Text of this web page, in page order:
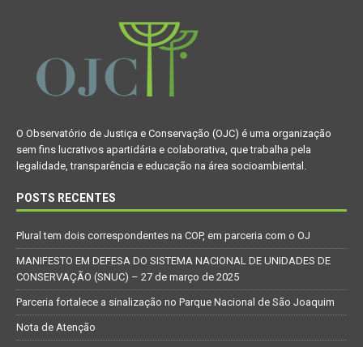
O Observatório de Justiça e Conservação (OJC) é uma organização
sem fins lucrativos apartidária e colaborativa, que trabalha pela
legalidade, transparência e educação na área socioambiental.
POSTS RECENTES
Plural tem dois correspondentes na COP, em parceria com o OJ
MANIFESTO EM DEFESA DO SISTEMA NACIONAL DE UNIDADES DE
CONSERVAÇÃO (SNUC) – 27 de março de 2025
Parceria fortalece a sinalização no Parque Nacional de São Joaquim
Nota de Atenção